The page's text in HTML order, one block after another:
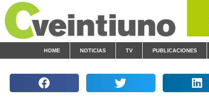
HOME NOTICIAS TV PUBLICACIONES